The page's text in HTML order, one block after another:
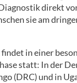
direkt
sie am
in einer
statt: In der
(DRC) und in